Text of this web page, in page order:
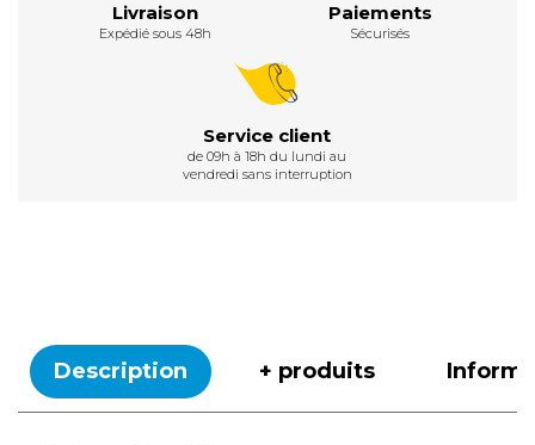
Livraison
Expédié sous 48h
Paiements
Sécurisés
Service client
de 09h à 18h du lundi au
vendredi sans interruption
Description + produits